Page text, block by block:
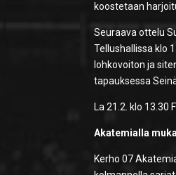
koostetaan
Seuraava ottelu
Tellushallissa klo
lohkovoiton ja
tapauksessa
La 21.2. klo 13.30
Akatemialla
Kerho 07